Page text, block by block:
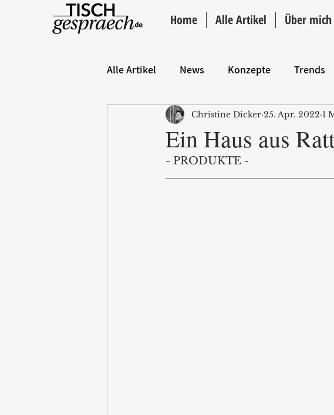
Home Alle Artikel Über mich
Alle Artikel News Konzepte Trends
Hintergrund ANZEIGE Intro
Ein Haus aus
Christine Dicker 25. Apr. 2022 1
- PRODUKTE -